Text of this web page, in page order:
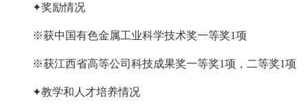
✦奖励情况
※获中国有色金属工业科学技术奖一等奖1项
※获江西省高等公司科技成果奖一等奖1项，二等奖1项
✦教学和人才培养情况